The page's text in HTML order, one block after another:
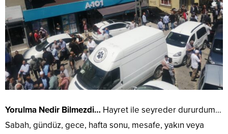
Yorulma Nedir Bilmezdi… Hayret ile seyreder dururdum…
Sabah, gündüz, gece, hafta sonu, mesafe, yakın veya